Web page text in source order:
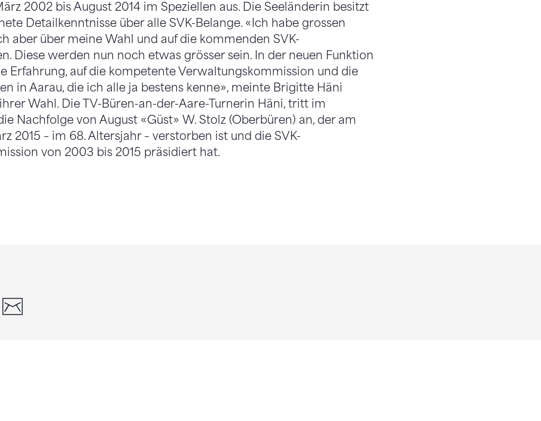
2002 bis August 2014 im Speziellen aus. Die Seeländerin besitzt
Detailkenntnisse über alle SVK-Belange. «Ich habe grossen
aber über meine Wahl und auf die kommenden SVK-
Diese werden nun noch etwas grösser sein. In der neuen Funktion
Erfahrung, auf die kompetente Verwaltungskommission und die
in Aarau, die ich alle ja bestens kenne», meinte Brigitte Häni
Wahl. Die TV-Büren-an-der-Aare-Turnerin Häni, tritt im
Nachfolge von August «Güst» W. Stolz (Oberbüren) an, der am
2015 – im 68. Altersjahr – verstorben ist und die SVK-
von 2003 bis 2015 präsidiert hat.
whatsapp